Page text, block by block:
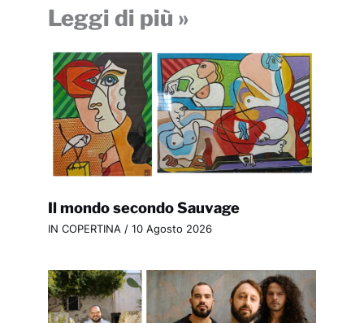
Leggi di più »
Il mondo secondo Sauvage
IN COPERTINA/ 10 Agosto 2026